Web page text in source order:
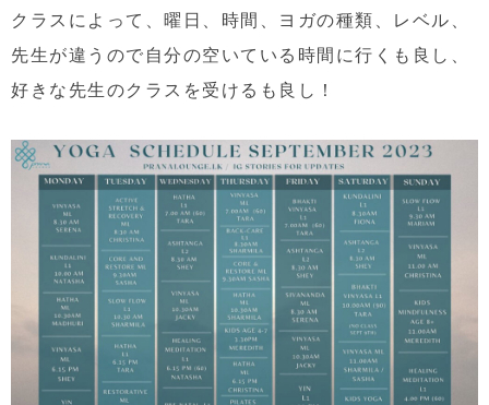
クラスによって、曜日、時間、ヨガの種類、レベル、
先生が違うので自分の空いている時間に行くも良し、
好きな先生のクラスを受けるも良し！